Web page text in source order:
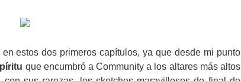
estos dos primeros capítulos, ya que desde mi punto
que encumbró a Community a los altares más altos